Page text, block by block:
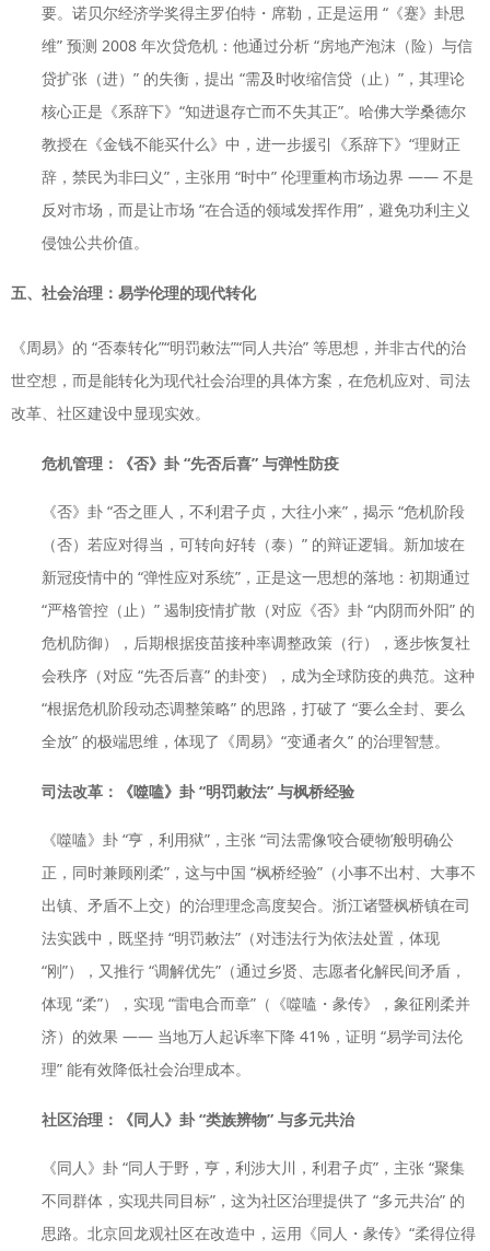
要。诺贝尔经济学奖得主罗伯特・席勒，正是运用 “《蹇》卦思
维” 预测 2008 年次贷危机：他通过分析 “房地产泡沫（险）与信
贷扩张（进）” 的失衡，提出 “需及时收缩信贷（止）”，其理论
核心正是《系辞下》“知进退存亡而不失其正”。哈佛大学桑德尔
教授在《金钱不能买什么》中，进一步援引《系辞下》“理财正
辞，禁民为非曰义”，主张用 “时中” 伦理重构市场边界 —— 不是
反对市场，而是让市场 “在合适的领域发挥作用”，避免功利主义
侵蚀公共价值。
五、社会治理：易学伦理的现代转化
《周易》的 “否泰转化”“明罚敕法”“同人共治” 等思想，并非古代的治
世空想，而是能转化为现代社会治理的具体方案，在危机应对、司法
改革、社区建设中显现实效。
危机管理：《否》卦 “先否后喜” 与弹性防疫
《否》卦 “否之匪人，不利君子贞，大往小来”，揭示 “危机阶段
（否）若应对得当，可转向好转（泰）” 的辩证逻辑。新加坡在
新冠疫情中的 “弹性应对系统”，正是这一思想的落地：初期通过
“严格管控（止）” 遏制疫情扩散（对应《否》卦 “内阴而外阳” 的
危机防御），后期根据疫苗接种率调整政策（行），逐步恢复社
会秩序（对应 “先否后喜” 的卦变），成为全球防疫的典范。这种
“根据危机阶段动态调整策略” 的思路，打破了 “要么全封、要么
全放” 的极端思维，体现了《周易》“变通者久” 的治理智慧。
司法改革：《噬嗑》卦 “明罚敕法” 与枫桥经验
《噬嗑》卦 “亨，利用狱”，主张 “司法需像‘咬合硬物’般明确公
正，同时兼顾刚柔”，这与中国 “枫桥经验”（小事不出村、大事不
出镇、矛盾不上交）的治理理念高度契合。浙江诸暨枫桥镇在司
法实践中，既坚持 “明罚敕法”（对违法行为依法处置，体现
“刚”），又推行 “调解优先”（通过乡贤、志愿者化解民间矛盾，
体现 “柔”），实现 “雷电合而章”（《噬嗑・彖传》，象征刚柔并
济）的效果 —— 当地万人起诉率下降 41%，证明 “易学司法伦
理” 能有效降低社会治理成本。
社区治理：《同人》卦 “类族辨物” 与多元共治
《同人》卦 “同人于野，亨，利涉大川，利君子贞”，主张 “聚集
不同群体，实现共同目标”，这为社区治理提供了 “多元共治” 的
思路。北京回龙观社区在改造中，运用《同人・彖传》“柔得位得